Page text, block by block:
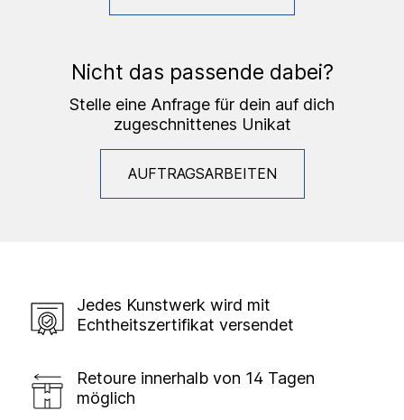
Nicht das passende dabei?
Stelle eine Anfrage für dein auf dich
zugeschnittenes Unikat
AUFTRAGSARBEITEN
Jedes Kunstwerk wird mit
Echtheitszertifikat versendet
Retoure innerhalb von 14 Tagen
möglich